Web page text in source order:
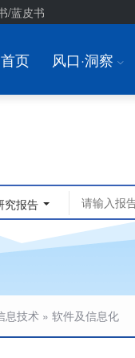
/蓝皮书
首页 风口·洞察 I
究报告
息技术 » 软件及信息化